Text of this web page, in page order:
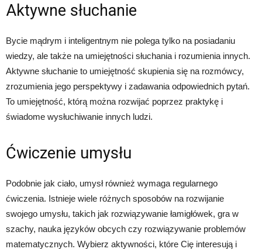
Aktywne słuchanie
Bycie mądrym i inteligentnym nie polega tylko na posiadaniu
wiedzy, ale także na umiejętności słuchania i rozumienia innych.
Aktywne słuchanie to umiejętność skupienia się na rozmówcy,
zrozumienia jego perspektywy i zadawania odpowiednich pytań.
To umiejętność, którą można rozwijać poprzez praktykę i
świadome wysłuchiwanie innych ludzi.
Ćwiczenie umysłu
Podobnie jak ciało, umysł również wymaga regularnego
ćwiczenia. Istnieje wiele różnych sposobów na rozwijanie
swojego umysłu, takich jak rozwiązywanie łamigłówek, gra w
szachy, nauka języków obcych czy rozwiązywanie problemów
matematycznych. Wybierz aktywności, które Cię interesują i